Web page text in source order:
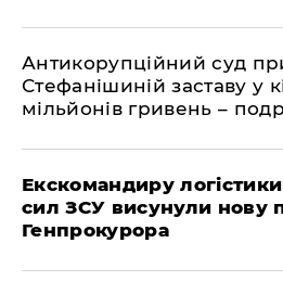
Антикорупційний суд
Стефанішиній заставу у
мільйонів гривень –
Екскомандиру
сил ЗСУ висунули нову
Генпрокурора